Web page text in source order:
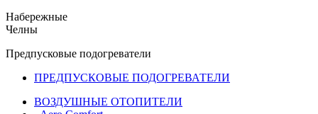
Набережные
Челны
Предпусковые подогреватели
ПРЕДПУСКОВЫЕ ПОДОГРЕВАТЕЛИ
ВОЗДУШНЫЕ ОТОПИТЕЛИ